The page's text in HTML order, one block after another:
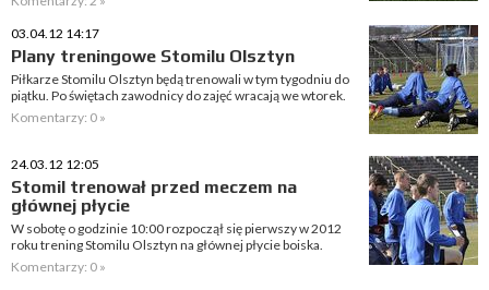
03.04.12 14:17
Plany treningowe Stomilu Olsztyn
Piłkarze Stomilu Olsztyn będą trenowali w tym tygodniu do
piątku. Po świętach zawodnicy do zajęć wracają we wtorek.
Komentarzy: 0 »
24.03.12 12:05
Stomil trenował przed meczem na
głównej płycie
W sobotę o godzinie 10:00 rozpoczął się pierwszy w 2012
roku trening Stomilu Olsztyn na głównej płycie boiska.
Komentarzy: 0 »